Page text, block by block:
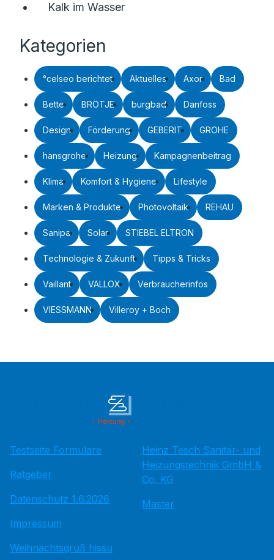
Kalk im Wasser
Kategorien
°celseo berichtet Aktuelles Axor Bad
Bette BRÖTJE burgbad Danfoss
Design Förderung GEBERIT GROHE
hansgrohe Heizung Kampagnenbeitrag
Klima Komfort & Hygiene Lifestyle
Marken & Produkte Photovoltaik REHAU
Sanipa Solar STIEBEL ELTRON
Technologie & Zukunft Tipps & Tricks
Vaillant VALLOX Verbraucherinfos
VIESSMANN Villeroy + Boch
Testseite Formulare
Ratgeber
Datenschutz 1.6.2026
Impressum
Weihnachtsgruß hissu
Heinz Tesch Sanitär- und
Heizungstechnik GmbH &
Co. KG
Master